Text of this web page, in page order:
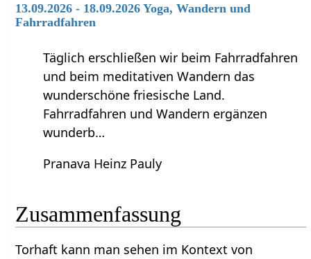
13.09.2026 - 18.09.2026 Yoga, Wandern und
Fahrradfahren
Täglich erschließen wir beim Fahrradfahren
und beim meditativen Wandern das
wunderschöne friesische Land.
Fahrradfahren und Wandern ergänzen
wunderb…
Pranava Heinz Pauly
Zusammenfassung
Torhaft‏‎ kann man sehen im Kontext von